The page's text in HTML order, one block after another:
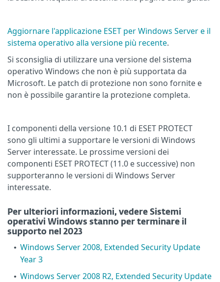
Aggiornare l'applicazione ESET per Windows Server e il
sistema operativo alla versione più recente.
Si sconsiglia di utilizzare una versione del sistema
operativo Windows che non è più supportata da
Microsoft. Le patch di protezione non sono fornite e
non è possibile garantire la protezione completa.
I componenti della versione 10.1 di ESET PROTECT
sono gli ultimi a supportare le versioni di Windows
Server interessate. Le prossime versioni dei
componenti ESET PROTECT (11.0 e successive) non
supporteranno le versioni di Windows Server
interessate.
Per ulteriori informazioni, vedere Sistemi
operativi Windows stanno per terminare il
supporto nel 2023
• Windows Server 2008, Extended Security Update
Year 3
• Windows Server 2008 R2, Extended Security Update